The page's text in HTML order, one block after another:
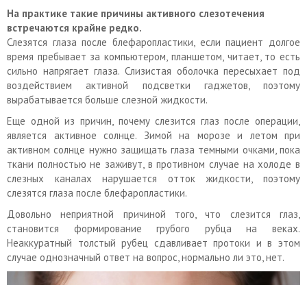
На практике такие причины активного слезотечения
встречаются крайне редко.
Слезятся глаза после блефаропластики, если пациент долгое
время пребывает за компьютером, планшетом, читает, то есть
сильно напрягает глаза. Слизистая оболочка пересыхает под
воздействием активной подсветки гаджетов, поэтому
вырабатывается больше слезной жидкости.
Еще одной из причин, почему слезится глаз после операции,
является активное солнце. Зимой на морозе и летом при
активном солнце нужно защищать глаза темными очками, пока
ткани полностью не заживут, в противном случае на холоде в
слезных каналах нарушается отток жидкости, поэтому
слезятся глаза после блефаропластики.
Довольно неприятной причиной того, что слезится глаз,
становится формирование грубого рубца на веках.
Неаккуратный толстый рубец сдавливает протоки и в этом
случае однозначный ответ на вопрос, нормально ли это, нет.